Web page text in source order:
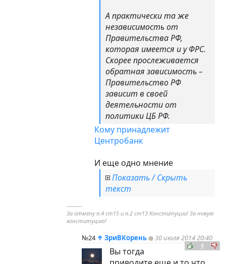
А практически та же
независимость от
Правительства РФ,
которая имеется и у ФРС.
Скорее прослеживается
обратная зависимость –
Правительство РФ
зависит в своей
деятельности от
политики ЦБ РФ.
Кому принадлежит
Центробанк
И еще одно мнение
Показать / Скрыть
текст
----------
За отмену п.4 ст15 и п.2 ст13 Конституции! За новую
конституцию!
№24 ↑ ЗриВКорень 30 июля 2014 20:40
0
Вы тогда